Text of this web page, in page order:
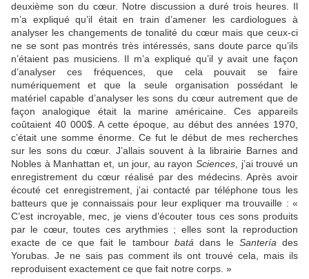
deuxième son du cœur. Notre discussion a duré trois heures. Il
m’a expliqué qu’il était en train d’amener les cardiologues à
analyser les changements de tonalité du cœur mais que ceux-ci
ne se sont pas montrés très intéressés, sans doute parce qu’ils
n’étaient pas musiciens. Il m’a expliqué qu’il y avait une façon
d’analyser ces fréquences, que cela pouvait se faire
numériquement et que la seule organisation possédant le
matériel capable d’analyser les sons du cœur autrement que de
façon analogique était la marine américaine. Ces appareils
coûtaient 40 000$. A cette époque, au début des années 1970,
c’était une somme énorme. Ce fut le début de mes recherches
sur les sons du cœur. J’allais souvent à la librairie Barnes and
Nobles à Manhattan et, un jour, au rayonSciences , j’ai trouvé un
enregistrement du cœur réalisé par des médecins. Après avoir
écouté cet enregistrement, j’ai contacté par téléphone tous les
batteurs que je connaissais pour leur expliquer ma trouvaille : «
C’est incroyable, mec, je viens d’écouter tous ces sons produits
par le cœur, toutes ces arythmies ; elles sont la reproduction
exacte de ce que fait le tambour batá dans le Santería des
Yorubas. Je ne sais pas comment ils ont trouvé cela, mais ils
reproduisent exactement ce que fait notre corps. »